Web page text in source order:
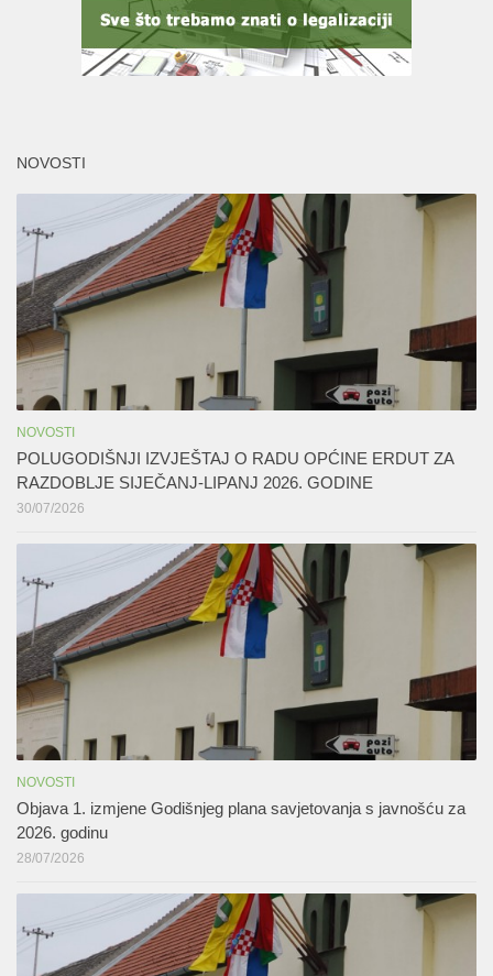
NOVOSTI
NOVOSTI
POLUGODIŠNJI IZVJEŠTAJ O RADU OPĆINE ERDUT ZA
RAZDOBLJE SIJEČANJ-LIPANJ 2026. GODINE
30/07/2026
NOVOSTI
Objava 1. izmjene Godišnjeg plana savjetovanja s javnošću za
2026. godinu
28/07/2026